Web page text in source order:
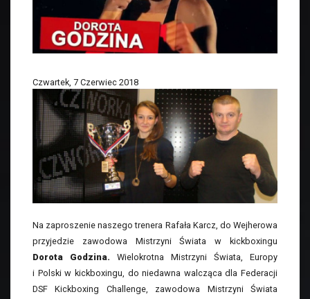
Czwartek, 7 Czerwiec 2018
Na zaproszenie naszego trenera Rafała Karcz, do Wejherowa
przyjedzie zawodowa Mistrzyni Świata w kickboxingu
Dorota Godzina. Wielokrotna Mistrzyni Świata, Europy
i Polski w kickboxingu, do niedawna walcząca dla Federacji
DSF Kickboxing Challenge, zawodowa Mistrzyni Świata